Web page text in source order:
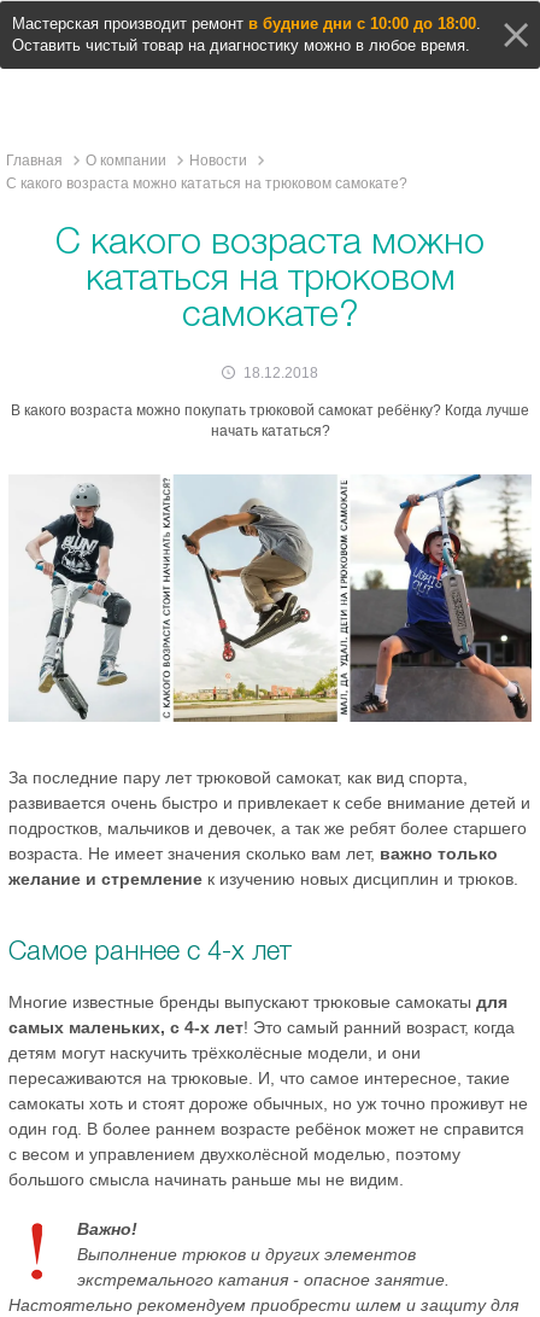
Мастерская производит ремонт в будние дни с 10:00 до 18:00.
Оставить чистый товар на диагностику можно в любое время.
Главная О компании
Новости
С какого возраста можно кататься на трюковом самокате?
С какого возраста можно
кататься на трюковом
самокате?
18.12.2018
В какого возраста можно покупать трюковой самокат ребёнку? Когда лучше
начать кататься?
За последние пару лет трюковой самокат, как вид спорта,
развивается очень быстро и привлекает к себе внимание детей и
подростков, мальчиков и девочек, а так же ребят более старшего
возраста. Не имеет значения сколько вам лет, важно только
желание и стремление к изучению новых дисциплин и трюков.
Самое раннее с 4-х лет
Многие известные бренды выпускают трюковые самокаты для
самых маленьких, с 4-х лет! Это самый ранний возраст, когда
детям могут наскучить трёхколёсные модели, и они
пересаживаются на трюковые. И, что самое интересное, такие
самокаты хоть и стоят дороже обычных, но уж точно проживут не
один год. В более раннем возрасте ребёнок может не справится
с весом и управлением двухколёсной моделью, поэтому
большого смысла начинать раньше мы не видим.
Важно!
Выполнение трюков и других элементов
экстремального катания - опасное занятие.
Настоятельно рекомендуем приобрести шлем и защиту для